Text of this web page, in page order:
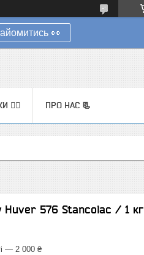
👀
✍🏼 ПРО НАС 📃
Huver 576 Stancolac / 1 кг
— 2 000 ₴